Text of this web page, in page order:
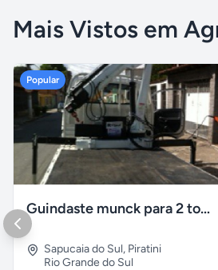
Mais Vistos em
Popular
Guindaste munck para 2 toneladas
Sapucaia do Sul, Piratini
Rio Grande do Sul